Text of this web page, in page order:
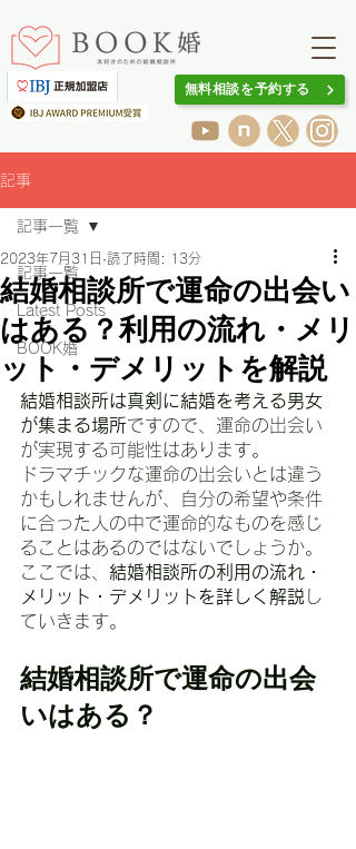
無料相談を予約する
記事
記事一覧
Latest Posts
BOOK婚
記事一覧
結婚相談所で運命の出会い
はある？利用の流れ・メリ
ット・デメリットを解説
2023年7月31日 読了時間: 13分
結婚相談所は真剣に結婚を考える男女
が集まる場所ですので、運命の出会い
が実現する可能性はあります。
ドラマチックな運命の出会いとは違う
かもしれませんが、自分の希望や条件
に合った人の中で運命的なものを感じ
ることはあるのではないでしょうか。
ここでは、 結婚相談所の利用の流れ・
メリット・デメリットを詳しく解説 し
ていきます。
結婚相談所で運命の出会
いはある？